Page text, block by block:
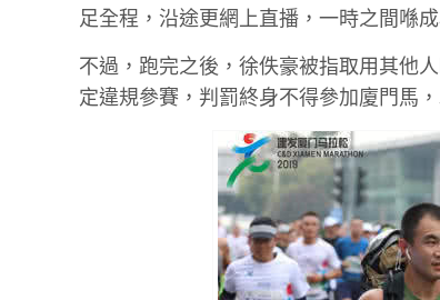
足全程，沿途更網上直播，一時之間喺
不過，跑完之後，徐佚豪被指取用其他
定違規參賽，判罰終身不得參加廈門馬